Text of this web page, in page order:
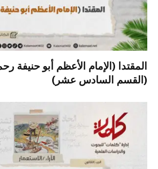
المقتدا (الإمام الأعظم أبو حنيفة
(القسم السادس عشر)